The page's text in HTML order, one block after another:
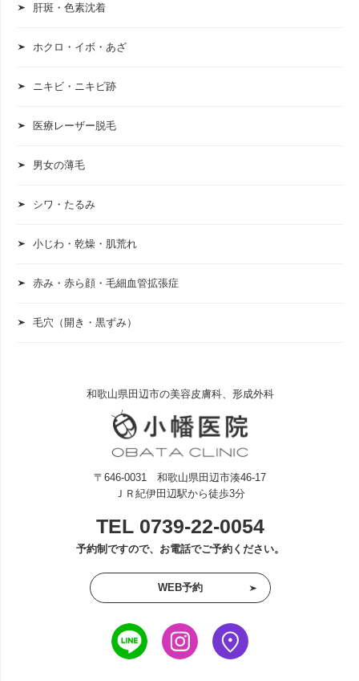
肝斑・色素沈着
ホクロ・イボ・あざ
ニキビ・ニキビ跡
医療レーザー脱毛
男女の薄毛
シワ・たるみ
小じわ・乾燥・肌荒れ
赤み・赤ら顔・毛細血管拡張症
毛穴（開き・黒ずみ）
和歌山県田辺市の美容皮膚科、形成外科
〒646-0031 和歌山県田辺市湊46-17
ＪＲ紀伊田辺駅から徒歩3分
TEL 0739-22-0054
予約制ですので、お電話でご予約ください。
WEB予約